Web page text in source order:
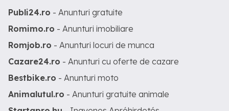
Publi24.ro - Anunturi gratuite
Romimo.ro - Anunturi imobiliare
Romjob.ro - Anunturi locuri de munca
Cazare24.ro - Anunturi cu oferte de cazare
Bestbike.ro - Anunturi moto
Animalutul.ro - Anunturi gratuite animale